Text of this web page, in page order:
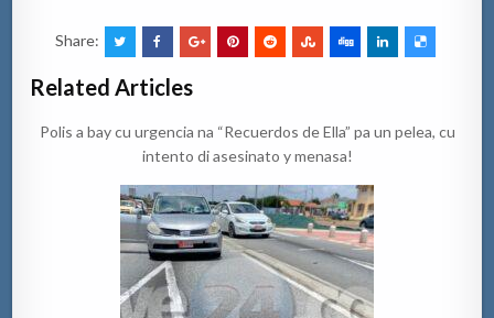
Share:
Related Articles
Polis a bay cu urgencia na “Recuerdos de Ella” pa un pelea, cu
intento di asesinato y menasa!